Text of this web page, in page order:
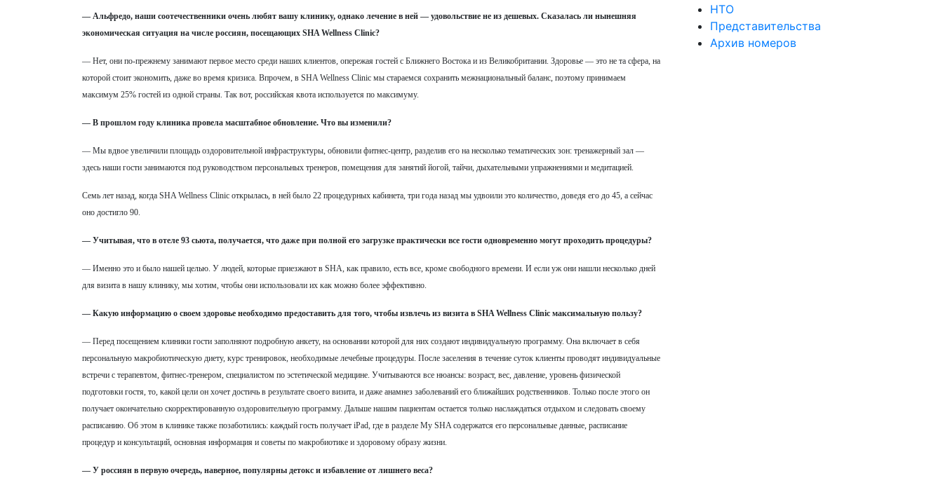
— Альфредо, наши соотечественники очень любят вашу клинику, однако лечение в ней — удовольствие не из дешевых. Сказалась ли нынешняя
экономическая ситуация на числе россиян, посещающих SHA Wellness Clinic?
— Нет, они по-прежнему занимают первое место среди наших клиентов, опережая гостей с Ближнего Востока и из Великобритании. Здоровье — это не та сфера, на
которой стоит экономить, даже во время кризиса. Впрочем, в SHA Wellness Clinic мы стараемся сохранить межнациональный баланс, поэтому принимаем
максимум 25% гостей из одной страны. Так вот, российская квота используется по максимуму.
— В прошлом году клиника провела масштабное обновление. Что вы изменили?
— Мы вдвое увеличили площадь оздоровительной инфраструктуры, обновили фитнес-центр, разделив его на несколько тематических зон: тренажерный зал —
здесь наши гости занимаются под руководством персональных тренеров, помещения для занятий йогой, тайчи, дыхательными упражнениями и медитацией.
Семь лет назад, когда SHA Wellness Clinic открылась, в ней было 22 процедурных кабинета, три года назад мы удвоили это количество, доведя его до 45, а сейчас
оно достигло 90.
— Учитывая, что в отеле 93 сьюта, получается, что даже при полной его загрузке практически все гости одновременно могут проходить процедуры?
— Именно это и было нашей целью. У людей, которые приезжают в SHA, как правило, есть все, кроме свободного времени. И если уж они нашли несколько дней
для визита в нашу клинику, мы хотим, чтобы они использовали их как можно более эффективно.
— Какую информацию о своем здоровье необходимо предоставить для того, чтобы извлечь из визита в SHA Wellness Clinic максимальную пользу?
— Перед посещением клиники гости заполняют подробную анкету, на основании которой для них создают индивидуальную программу. Она включает в себя
персональную макробиотическую диету, курс тренировок, необходимые лечебные процедуры. После заселения в течение суток клиенты проводят индивидуальные
встречи с терапевтом, фитнес-тренером, специалистом по эстетической медицине. Учитываются все нюансы: возраст, вес, давление, уровень физической
подготовки гостя, то, какой цели он хочет достичь в результате своего визита, и даже анамнез заболеваний его ближайших родственников. Только после этого он
получает окончательно скорректированную оздоровительную программу. Дальше нашим пациентам остается только наслаждаться отдыхом и следовать своему
расписанию. Об этом в клинике также позаботились: каждый гость получает iPad, где в разделе My SHA содержатся его персональные данные, расписание
процедур и консультаций, основная информация и советы по макробиотике и здоровому образу жизни.
— У россиян в первую очередь, наверное, популярны детокс и избавление от лишнего веса?
НТО
Представительства
Архив номеров